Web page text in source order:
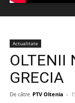
Actualitate
OLTENII
GRECIA
De către PTV Oltenia -